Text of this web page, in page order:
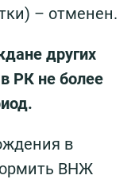
– отменен.
других
РК не более
в
ВНЖ